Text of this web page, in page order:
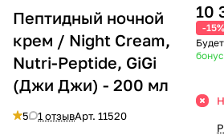
Пептидный ночной
крем / Night Cream,
Nutri-Peptide, GiGi
(Джи Джи) - 200 мл
5 1 отзывАрт. 11520
10
-15%